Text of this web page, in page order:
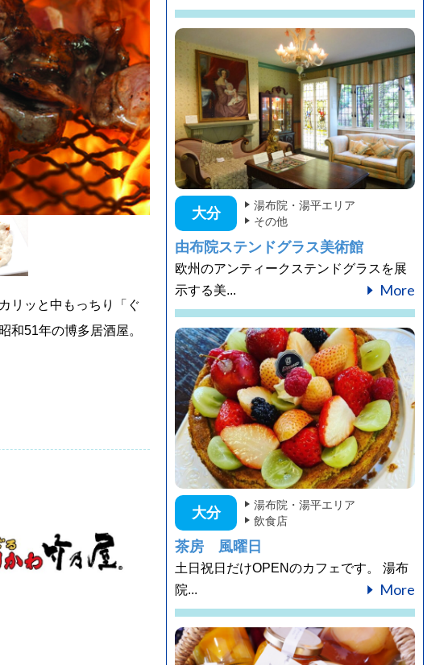
リッと中もっちり「ぐ
和51年の博多居酒屋。
大分
湯布院・湯平エリア
その他
由布院ステンドグラス美術館
欧州のアンティークステンドグラスを展
示する美...
More
大分
湯布院・湯平エリア
飲食店
茶房 風曜日
土日祝日だけOPENのカフェです。 湯布
院...
More